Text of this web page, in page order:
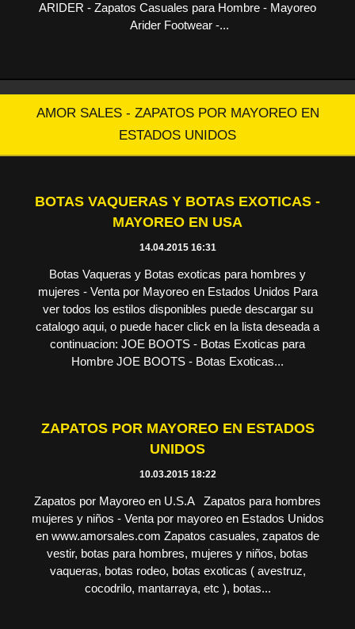
ARIDER - Zapatos Casuales para Hombre - Mayoreo
Arider Footwear -...
AMOR SALES - ZAPATOS POR MAYOREO EN
ESTADOS UNIDOS
BOTAS VAQUERAS Y BOTAS EXOTICAS -
MAYOREO EN USA
14.04.2015 16:31
Botas Vaqueras y Botas exoticas para hombres y
mujeres - Venta por Mayoreo en Estados Unidos Para
ver todos los estilos disponibles puede descargar su
catalogo aqui, o puede hacer click en la lista deseada a
continuacion: JOE BOOTS - Botas Exoticas para
Hombre JOE BOOTS - Botas Exoticas...
ZAPATOS POR MAYOREO EN ESTADOS
UNIDOS
10.03.2015 18:22
Zapatos por Mayoreo en U.S.A Zapatos para hombres
mujeres y niños - Venta por mayoreo en Estados Unidos
en www.amorsales.com Zapatos casuales, zapatos de
vestir, botas para hombres, mujeres y niños, botas
vaqueras, botas rodeo, botas exoticas ( avestruz,
cocodrilo, mantarraya, etc ), botas...